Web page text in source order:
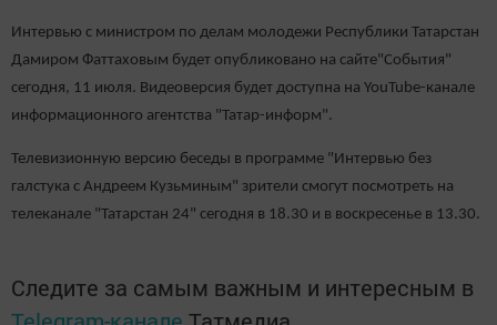
Интервью с министром по делам молодежи Республики Татарстан
Дамиром Фаттаховым будет опубликовано на сайте"События"
сегодня, 11 июля. Видеоверсия будет доступна на YouTube-канале
информационного агентства "Татар-информ".
Телевизионную версию беседы в программе "Интервью без
галстука с Андреем Кузьминым" зрители смогут посмотреть на
телеканале "Татарстан 24" сегодня в 18.30 и в воскресенье в 13.30.
Следите за самым важным и интересным в